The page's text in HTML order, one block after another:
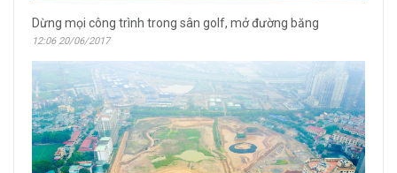
Dừng mọi công trình trong sân golf, mở đường băng
12:06 20/06/2017